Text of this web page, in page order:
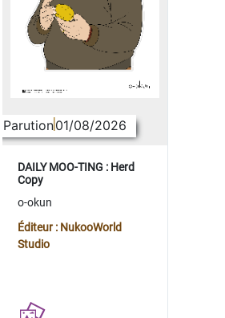
Parution01/08/2026
DAILY MOO-TING : Herd
Copy
o-okun
Éditeur : NukooWorld
Studio